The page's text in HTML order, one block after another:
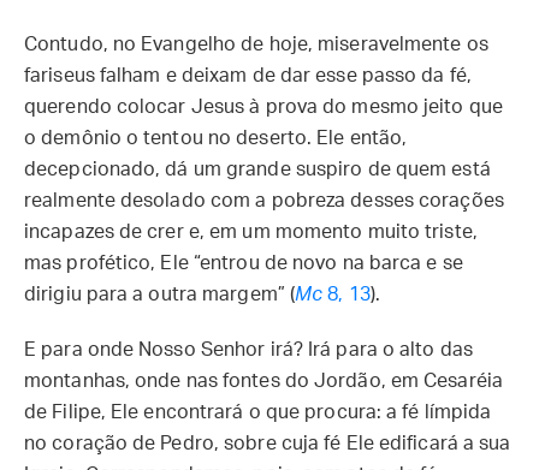
Contudo, no Evangelho de hoje, miseravelmente os
fariseus falham e deixam de dar esse passo da fé,
querendo colocar Jesus à prova do mesmo jeito que
o demônio o tentou no deserto. Ele então,
decepcionado, dá um grande suspiro de quem está
realmente desolado com a pobreza desses corações
incapazes de crer e, em um momento muito triste,
mas profético, Ele “entrou de novo na barca e se
dirigiu para a outra margem” (Mc 8, 13).
E para onde Nosso Senhor irá? Irá para o alto das
montanhas, onde nas fontes do Jordão, em Cesaréia
de Filipe, Ele encontrará o que procura: a fé límpida
no coração de Pedro, sobre cuja fé Ele edificará a sua